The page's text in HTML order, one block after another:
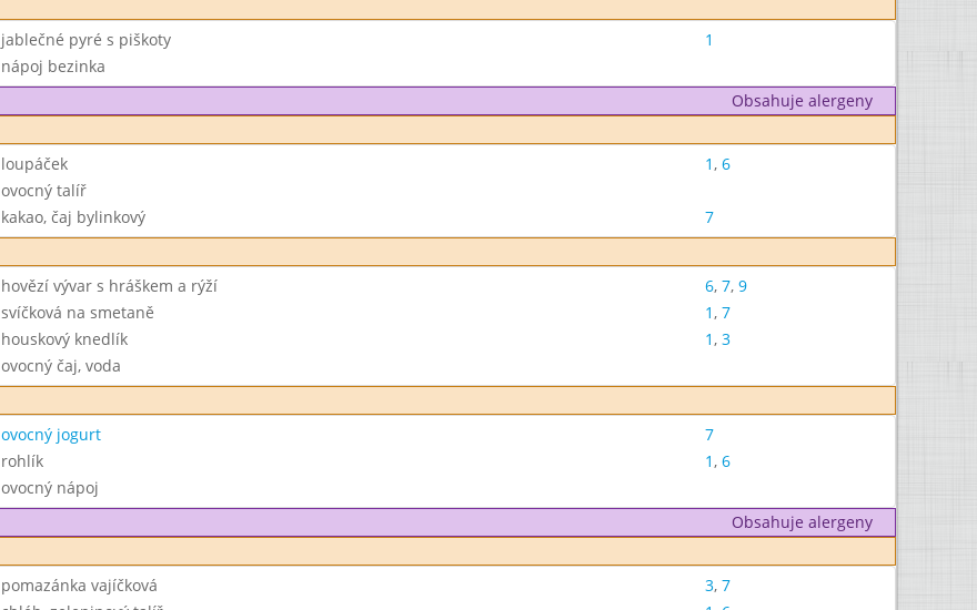
jablečné pyré s piškoty
1
nápoj bezinka
Obsahuje alergeny
loupáček 1, 6
ovocný talíř
kakao, čaj bylinkový
7
hovězí vývar s hráškem a rýží 6, 7, 9
svíčková na smetaně 1, 7
houskový knedlík 1, 3
ovocný čaj, voda
ovocný jogurt
7
rohlík 1, 6
ovocný nápoj
Obsahuje alergeny
pomazánka vajíčková 3, 7